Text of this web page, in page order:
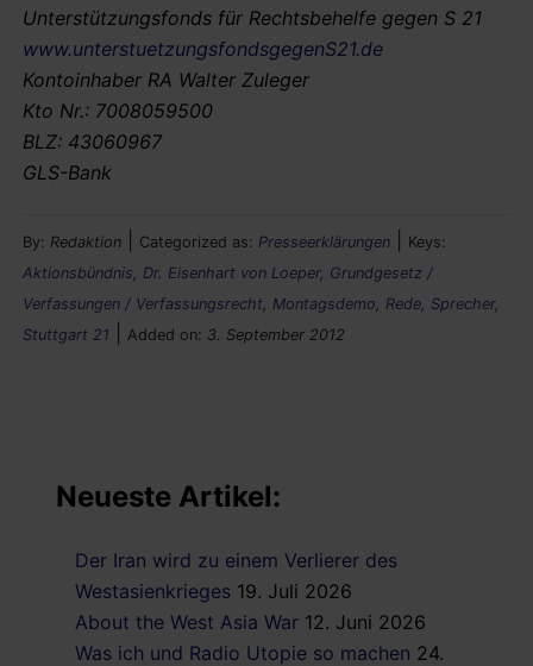
Unterstützungsfonds für Rechtsbehelfe gegen S 21
www.unterstuetzungsfondsgegenS21.de
Kontoinhaber RA Walter Zuleger
Kto Nr.: 7008059500
BLZ: 43060967
GLS-Bank
By: Redaktion Categorized as: Presseerklärungen
Keys:
Aktionsbündnis
Dr. Eisenhart von Loeper, Grundgesetz /
Verfassungen / Verfassungsrecht Montagsdemo Rede Sprecher,
Stuttgart 21
Added on: 3. September 2012
Neueste Artikel:
Der Iran wird zu einem Verlierer des
Westasienkrieges 19. Juli 2026
About the West Asia War 12. Juni 2026
Was ich und Radio Utopie so machen 24.